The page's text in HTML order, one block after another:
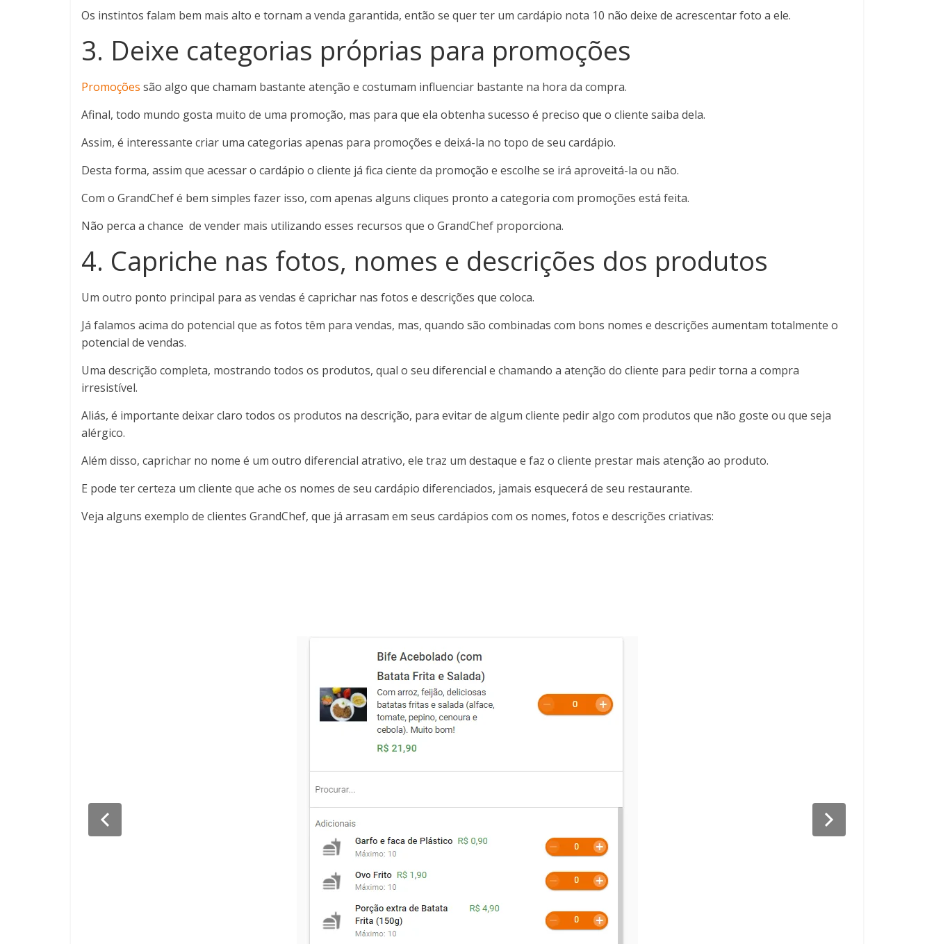
Os instintos falam bem mais alto e tornam a venda garantida, então se quer ter um cardápio nota 10 não deixe de acrescentar foto a ele.
3. Deixe categorias próprias para promoções
Promoções são algo que chamam bastante atenção e costumam influenciar bastante na hora da compra.
Afinal, todo mundo gosta muito de uma promoção, mas para que ela obtenha sucesso é preciso que o cliente saiba dela.
Assim, é interessante criar uma categorias apenas para promoções e deixá-la no topo de seu cardápio.
Desta forma, assim que acessar o cardápio o cliente já fica ciente da promoção e escolhe se irá aproveitá-la ou não.
Com o GrandChef é bem simples fazer isso, com apenas alguns cliques pronto a categoria com promoções está feita.
Não perca a chance de vender mais utilizando esses recursos que o GrandChef proporciona.
4. Capriche nas fotos, nomes e descrições dos produtos
Um outro ponto principal para as vendas é caprichar nas fotos e descrições que coloca.
Já falamos acima do potencial que as fotos têm para vendas, mas, quando são combinadas com bons nomes e descrições aumentam totalmente o
potencial de vendas.
Uma descrição completa, mostrando todos os produtos, qual o seu diferencial e chamando a atenção do cliente para pedir torna a compra
irresistível.
Aliás, é importante deixar claro todos os produtos na descrição, para evitar de algum cliente pedir algo com produtos que não goste ou que seja
alérgico.
Além disso, caprichar no nome é um outro diferencial atrativo, ele traz um destaque e faz o cliente prestar mais atenção ao produto.
E pode ter certeza um cliente que ache os nomes de seu cardápio diferenciados, jamais esquecerá de seu restaurante.
Veja alguns exemplo de clientes GrandChef, que já arrasam em seus cardápios com os nomes, fotos e descrições criativas: